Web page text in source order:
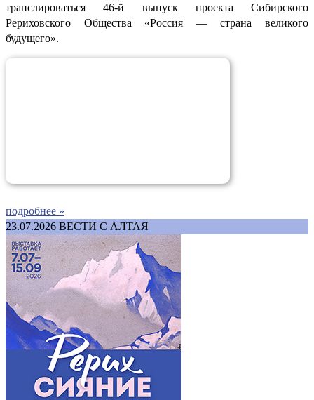
транслироваться 46-й выпуск проекта Сибирского
Рериховского Общества «Россия — страна великого
будущего».
подробнее »
23.07.2026 ВЕСТИ С АЛТАЯ